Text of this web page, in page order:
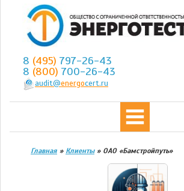
8 (495) 797-26-43
8 (800) 700-26-43
audit@energocert.ru
Главная » Клиенты» ОАО «Бамстройпуть»